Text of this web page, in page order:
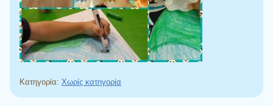
Κατηγορία: Χωρίς κατηγορία